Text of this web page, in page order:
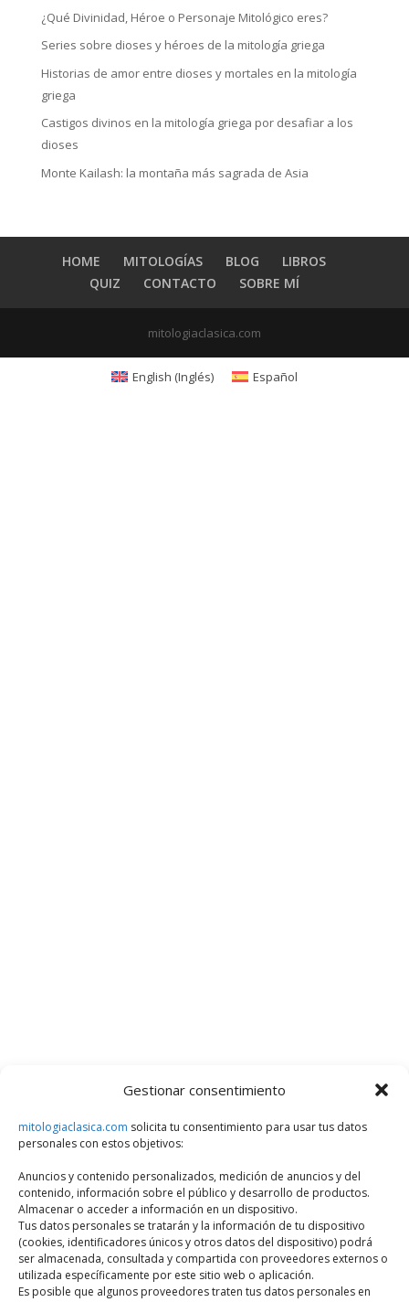
Gestionar consentimiento
mitologiaclasica.com solicita tu consentimiento para usar tus datos
personales con estos objetivos:
Anuncios y contenido personalizados, medición de anuncios y del
contenido, información sobre el público y desarrollo de productos.
Almacenar o acceder a información en un dispositivo.
Tus datos personales se tratarán y la información de tu dispositivo
(cookies, identificadores únicos y otros datos del dispositivo) podrá
ser almacenada, consultada y compartida con proveedores externos o
utilizada específicamente por este sitio web o aplicación.
Es posible que algunos proveedores traten tus datos personales en
¿Qué Divinidad, Héroe o Personaje Mitológico eres?
Series sobre dioses y héroes de la mitología griega
Historias de amor entre dioses y mortales en la mitología
griega
Castigos divinos en la mitología griega por desafiar a los
dioses
Monte Kailash: la montaña más sagrada de Asia
HOME MITOLOGÍAS BLOG
LIBROS
QUIZ
CONTACTO SOBRE MÍ
mitologiaclasica.com
English (Inglés) Español